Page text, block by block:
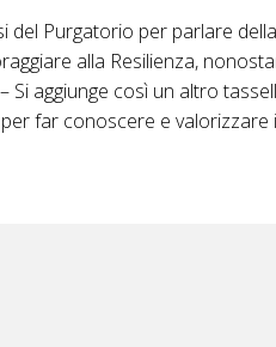
del Purgatorio per parlare
alla Resilienza,
Si aggiunge così un altro
far conoscere e valorizzare